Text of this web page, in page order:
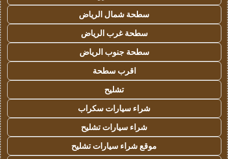
سطحة شمال الرياض
سطحة غرب الرياض
سطحة جنوب الرياض
اقرب سطحة
تشليح
شراء سيارات سكراب
شراء سيارات تشليح
موقع شراء سيارات تشليح